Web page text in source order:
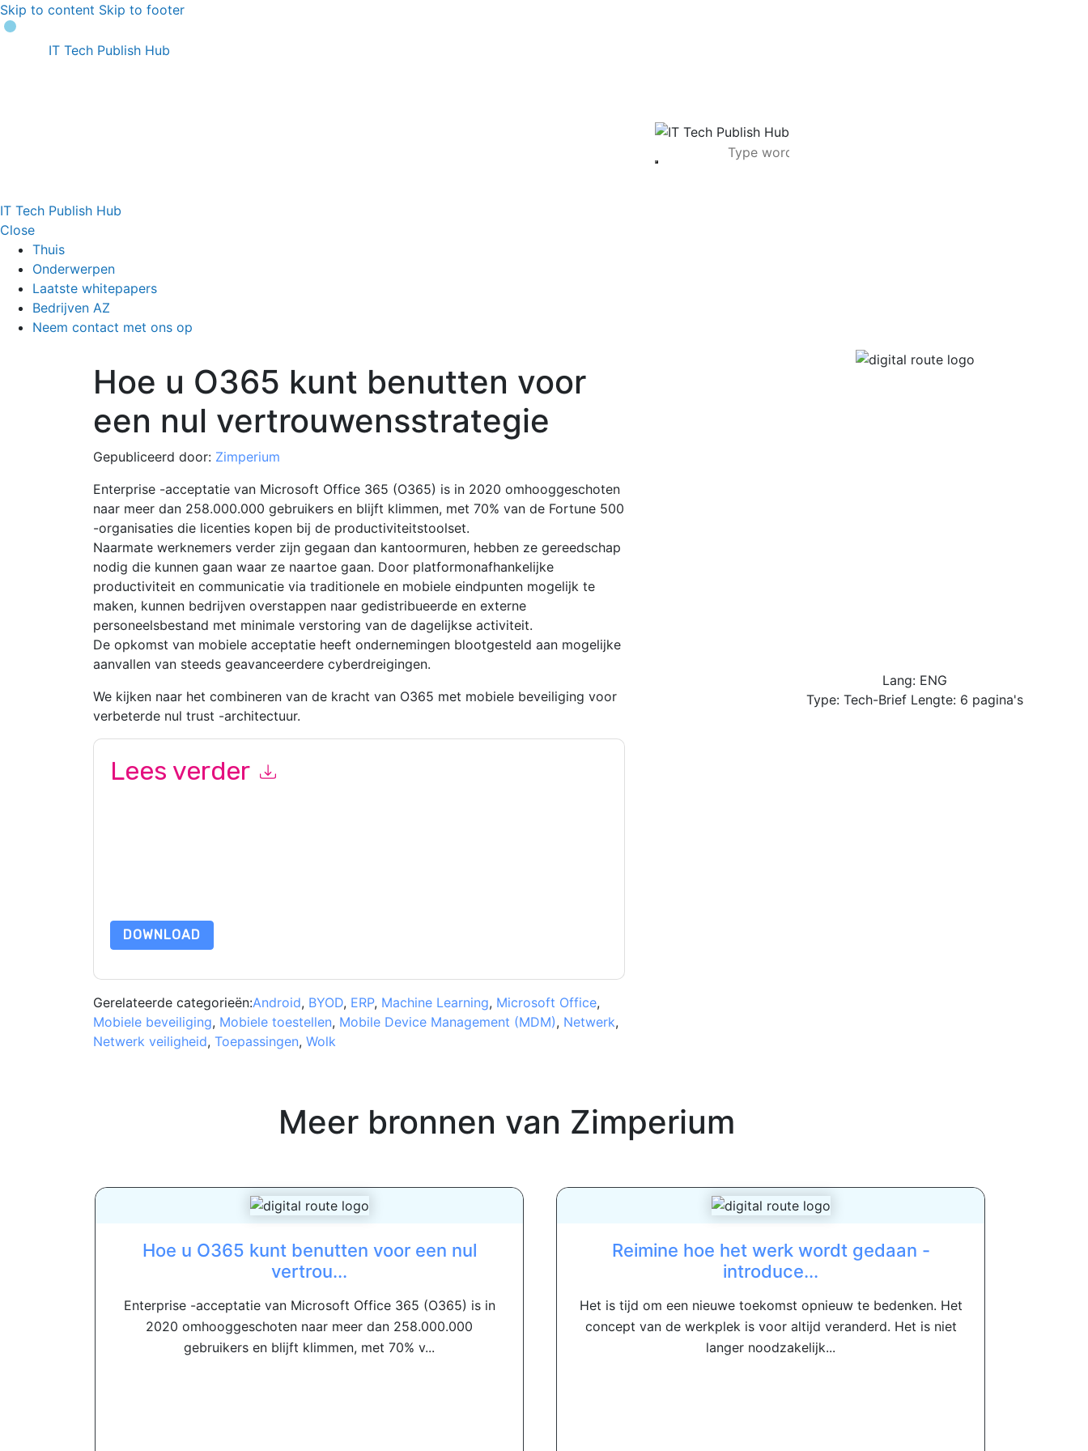
Skip to content Skip to footer
IT Tech Publish Hub
IT Tech Publish Hub
Close
Thuis
Onderwerpen
Laatste whitepapers
Bedrijven AZ
Neem contact met ons op
Hoe u O365 kunt benutten voor
een nul vertrouwensstrategie
Gepubliceerd door: Zimperium
Enterprise -acceptatie van Microsoft Office 365 (O365) is in 2020 omhooggeschoten
naar meer dan 258.000.000 gebruikers en blijft klimmen, met 70% van de Fortune 500
-organisaties die licenties kopen bij de productiviteitstoolset.
Naarmate werknemers verder zijn gegaan dan kantoormuren, hebben ze gereedschap
nodig die kunnen gaan waar ze naartoe gaan. Door platformonafhankelijke
productiviteit en communicatie via traditionele en mobiele eindpunten mogelijk te
maken, kunnen bedrijven overstappen naar gedistribueerde en externe
personeelsbestand met minimale verstoring van de dagelijkse activiteit.
De opkomst van mobiele acceptatie heeft ondernemingen blootgesteld aan mogelijke
aanvallen van steeds geavanceerdere cyberdreigingen.
We kijken naar het combineren van de kracht van O365 met mobiele beveiliging voor
verbeterde nul trust -architectuur.
Lees verder
DOWNLOAD
Gerelateerde categorieën:Android, BYOD, ERP, Machine Learning, Microsoft Office,
Mobiele beveiliging, Mobiele toestellen, Mobile Device Management (MDM), Netwerk,
Netwerk veiligheid, Toepassingen, Wolk
Lang: ENG
Type: Tech-Brief Lengte: 6 pagina's
Meer bronnen van Zimperium
Hoe u O365 kunt benutten voor een nul
vertrou...
Enterprise -acceptatie van Microsoft Office 365 (O365) is in
2020 omhooggeschoten naar meer dan 258.000.000
gebruikers en blijft klimmen, met 70% v...
Reimine hoe het werk wordt gedaan -
introduce...
Het is tijd om een ​​nieuwe toekomst opnieuw te bedenken. Het
concept van de werkplek is voor altijd veranderd. Het is niet
langer noodzakelijk...